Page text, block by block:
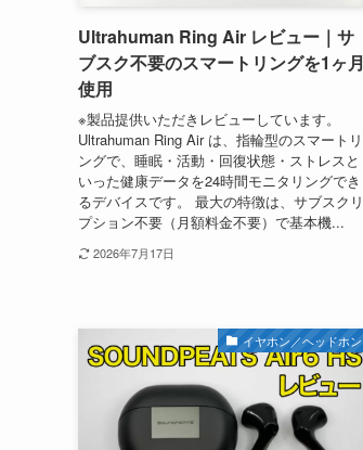
Ultrahuman Ring Air レビュー｜サ
ブスク不要のスマートリングを1ヶ月
使用
※製品提供いただきレビューしています。
Ultrahuman Ring Air は、指輪型のスマートリ
ングで、睡眠・活動・回復状態・ストレスと
いった健康データを24時間モニタリングでき
るデバイスです。 最大の特徴は、サブスクリ
プション不要（月額料金不要）で基本機...
2026年7月17日
イヤホン／ヘッドホン